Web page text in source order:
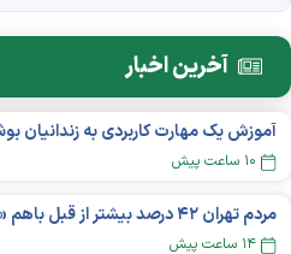
آخرین اخبار
۱۰ ساعت پیش
مردم تهران ۴۲ درصد بیشتر از قبل باهم «سازش» می‌کنند
۱۴ ساعت پیش